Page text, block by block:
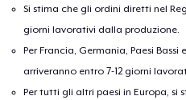
Si stima che gli ordini diretti nel
giorni lavorativi dalla produzione.
Per Francia, Germania, Paesi Bassi
arriveranno entro 7-12 giorni
Per tutti gli altri paesi in Europa, si